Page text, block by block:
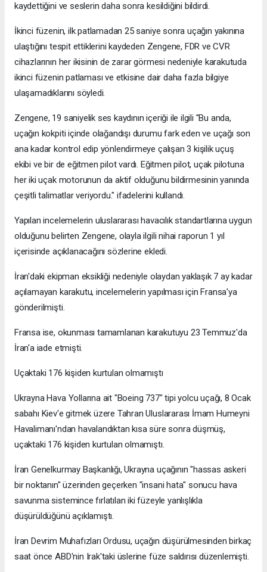
kaydettiğini ve seslerin daha sonra kesildiğini bildirdi.
İkinci füzenin, ilk patlamadan 25 saniye sonra uçağın yakınına
ulaştığını tespit ettiklerini kaydeden Zengene, FDR ve CVR
cihazlarının her ikisinin de zarar görmesi nedeniyle karakutuda
ikinci füzenin patlaması ve etkisine dair daha fazla bilgiye
ulaşamadıklarını söyledi.
Zengene, 19 saniyelik ses kaydının içeriği ile ilgili "Bu anda,
uçağın kokpiti içinde olağandışı durumu fark eden ve uçağı son
ana kadar kontrol edip yönlendirmeye çalışan 3 kişilik uçuş
ekibi ve bir de eğitmen pilot vardı. Eğitmen pilot, uçak pilotuna
her iki uçak motorunun da aktif olduğunu bildirmesinin yanında
çeşitli talimatlar veriyordu." ifadelerini kullandı.
Yapılan incelemelerin uluslararası havacılık standartlarına uygun
olduğunu belirten Zengene, olayla ilgili nihai raporun 1 yıl
içerisinde açıklanacağını sözlerine ekledi.
İran'daki ekipman eksikliği nedeniyle olaydan yaklaşık 7 ay kadar
açılamayan karakutu, incelemelerin yapılması için Fransa'ya
gönderilmişti.
Fransa ise, okunması tamamlanan karakutuyu 23 Temmuz'da
İran'a iade etmişti.
Uçaktaki 176 kişiden kurtulan olmamıştı
Ukrayna Hava Yollarına ait "Boeing 737" tipi yolcu uçağı, 8 Ocak
sabahı Kiev'e gitmek üzere Tahran Uluslararası İmam Humeyni
Havalimanı'ndan havalandıktan kısa süre sonra düşmüş,
uçaktaki 176 kişiden kurtulan olmamıştı.
İran Genelkurmay Başkanlığı, Ukrayna uçağının "hassas askeri
bir noktanın" üzerinden geçerken "insani hata" sonucu hava
savunma sistemince fırlatılan iki füzeyle yanlışlıkla
düşürüldüğünü açıklamıştı.
İran Devrim Muhafızları Ordusu, uçağın düşürülmesinden birkaç
saat önce ABD'nin Irak'taki üslerine füze saldırısı düzenlemişti.